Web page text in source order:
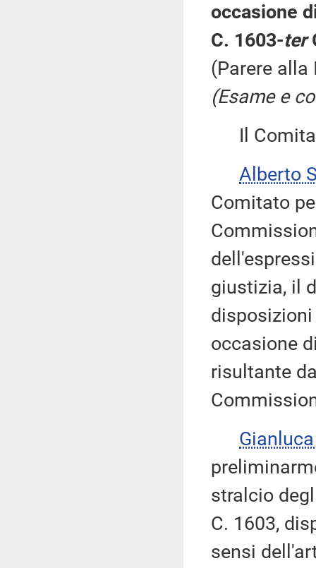
occasione
C. 1603-ter
(Parere alla
(Esame e
Il
Alberto
Comitato
giustizia, il
occasione
risultante
stralcio
C. 1603,
sensi